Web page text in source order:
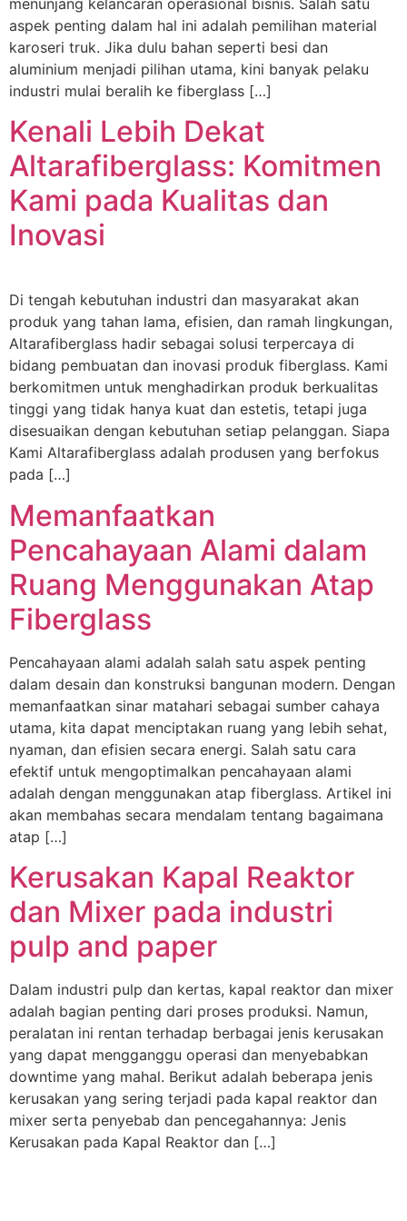
menunjang kelancaran operasional bisnis. Salah satu
aspek penting dalam hal ini adalah pemilihan material
karoseri truk. Jika dulu bahan seperti besi dan
aluminium menjadi pilihan utama, kini banyak pelaku
industri mulai beralih ke fiberglass […]
Kenali Lebih Dekat
Altarafiberglass: Komitmen
Kami pada Kualitas dan
Inovasi
Di tengah kebutuhan industri dan masyarakat akan
produk yang tahan lama, efisien, dan ramah lingkungan,
Altarafiberglass hadir sebagai solusi terpercaya di
bidang pembuatan dan inovasi produk fiberglass. Kami
berkomitmen untuk menghadirkan produk berkualitas
tinggi yang tidak hanya kuat dan estetis, tetapi juga
disesuaikan dengan kebutuhan setiap pelanggan. Siapa
Kami Altarafiberglass adalah produsen yang berfokus
pada […]
Memanfaatkan
Pencahayaan Alami dalam
Ruang Menggunakan Atap
Fiberglass
Pencahayaan alami adalah salah satu aspek penting
dalam desain dan konstruksi bangunan modern. Dengan
memanfaatkan sinar matahari sebagai sumber cahaya
utama, kita dapat menciptakan ruang yang lebih sehat,
nyaman, dan efisien secara energi. Salah satu cara
efektif untuk mengoptimalkan pencahayaan alami
adalah dengan menggunakan atap fiberglass. Artikel ini
akan membahas secara mendalam tentang bagaimana
atap […]
Kerusakan Kapal Reaktor
dan Mixer pada industri
pulp and paper
Dalam industri pulp dan kertas, kapal reaktor dan mixer
adalah bagian penting dari proses produksi. Namun,
peralatan ini rentan terhadap berbagai jenis kerusakan
yang dapat mengganggu operasi dan menyebabkan
downtime yang mahal. Berikut adalah beberapa jenis
kerusakan yang sering terjadi pada kapal reaktor dan
mixer serta penyebab dan pencegahannya: Jenis
Kerusakan pada Kapal Reaktor dan […]